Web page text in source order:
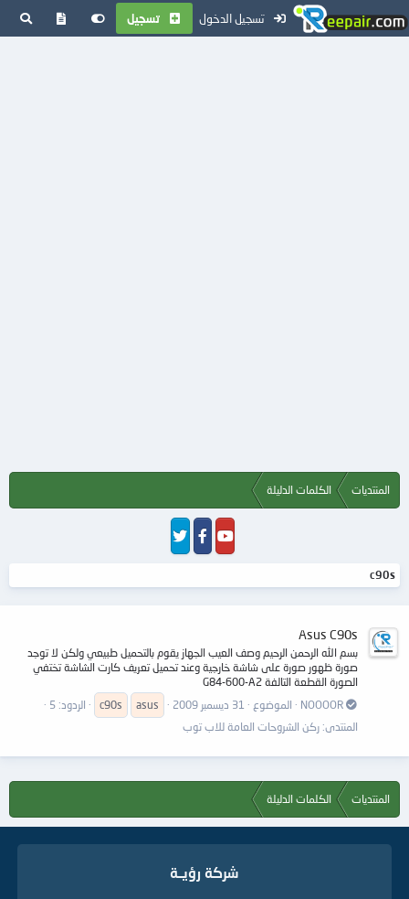
تسجيل الدخول تسجيل
المنتديات الكلمات الدليلة
c90s
Asus C90s
بسم الله الرحمن الرحيم وصف العيب الجهاز يقوم بالتحميل طبيعي ولكن لا توجد
صورة ظهور صورة على شاشة خارجية وعند تحميل تعريف كارت الشاشة تختفي
الصورة القطعة التالفة G84-600-A2
NOOOOR
الموضوع 31 ديسمبر 2009 asus
c90s
الردود: 5
المنتدى: ركن الشروحات العامة للاب توب
المنتديات الكلمات الدليلة
شركة رؤيــة